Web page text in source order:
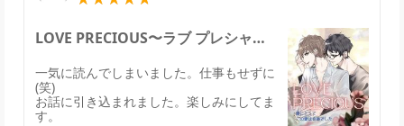
LOVE PRECIOUS〜ラブ プレシャスのレビュー
一気に読んでしまいました。仕事もせずに
(笑)
お話に引き込まれました。楽しみにしてま
す。